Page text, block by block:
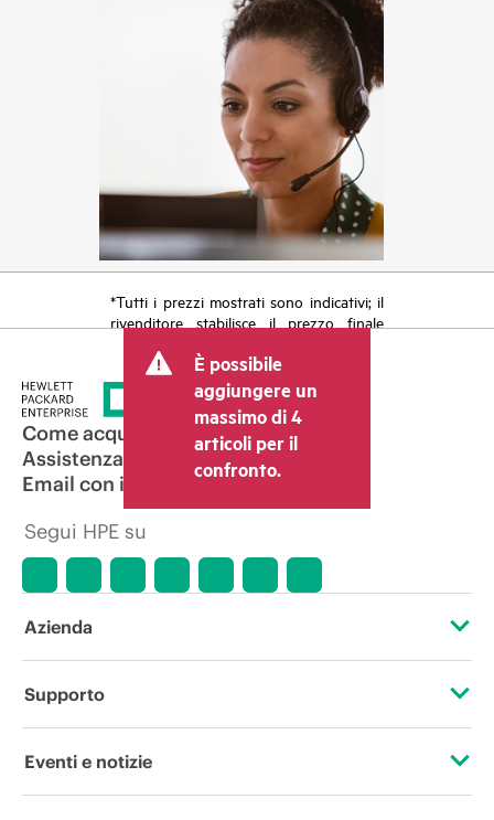
*Tutti i prezzi mostrati sono indicativi; il
rivenditore stabilisce il prezzo finale
costi, come le imposte sulla vendita/IVA
e le spese di spedizione. Il prezzo della
transazione stabilito dal rivenditore può
variare rispetto a quello di altri
rivenditori e al prezzo indicativo
mostrato. I prezzi indicativi possono
includere offerte promozionali a tempo
limitato. HPE si riserva il diritto di
applicare adeguamenti dei prezzi in
qualsiasi momento per motivi che
variazioni delle condizioni del mercato,
promozione ed errori negli annunci
È possibile
aggiungere un
massimo di 4
articoli per il
confronto.
Come acquistare
Assistenza per i prodotti
Email con il commerciale
Segui HPE su
Azienda
Informazioni su HPE
Supporto
Operational support services
Eventi e notizie